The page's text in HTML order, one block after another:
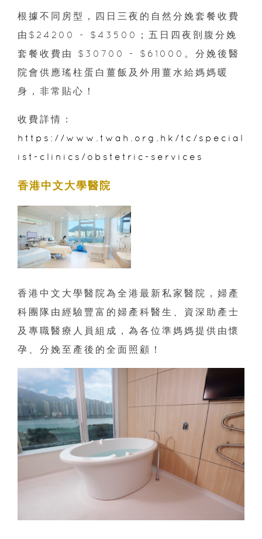
根據不同房型，四日三夜的自然分娩套餐收費
由$24200 - $43500；五日四夜剖腹分娩
套餐收費由 $30700 - $61000。分娩後醫
院會供應瑤柱蛋白薑飯及外用薑水給媽媽暖
身，非常貼心！
收費詳情：
https://www.twah.org.hk/tc/special
ist-clinics/obstetric-services
香港中文大學醫院
香港中文大學醫院為全港最新私家醫院，婦產
科團隊由經驗豐富的婦產科醫生、資深助產士
及專職醫療人員組成，為各位準媽媽提供由懷
孕、分娩至產後的全面照顧！